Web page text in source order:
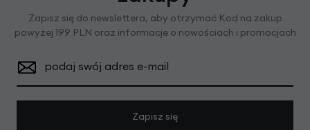
Zapisz się do newslettera, aby otrzymać Kod na zakup
powyżej 199 PLN oraz informacje o nowościach i promocjach
podaj swój adres e-mail
Zapisz się